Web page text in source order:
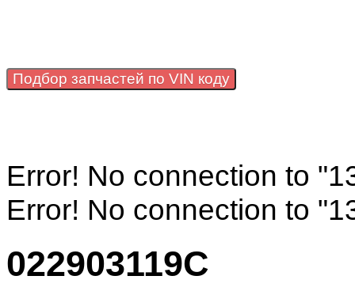
Подбор запчастей по VIN коду
Error! No connection to
Error! No connection to
022903119C